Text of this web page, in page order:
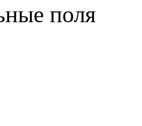
поля